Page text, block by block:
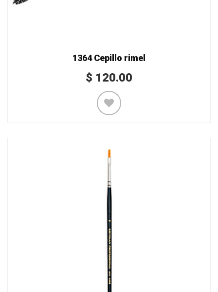
1364 Cepillo rimel
$ 120.00